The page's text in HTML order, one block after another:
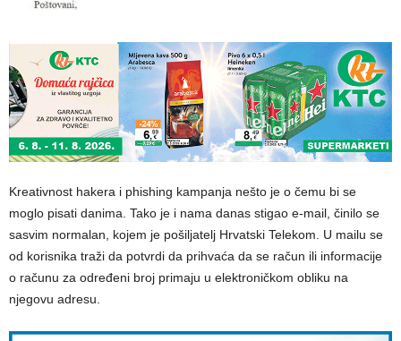
Kreativnost hakera i phishing kampanja nešto je o čemu bi se
moglo pisati danima. Tako je i nama danas stigao e-mail, činilo se
sasvim normalan, kojem je pošiljatelj Hrvatski Telekom. U mailu se
od korisnika traži da potvrdi da prihvaća da se račun ili informacije
o računu za određeni broj primaju u elektroničkom obliku na
njegovu adresu.